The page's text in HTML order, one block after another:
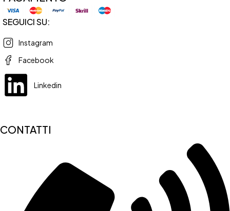
SEGUICI SU:
Instagram
Facebook
Linkedin
CONTATTI